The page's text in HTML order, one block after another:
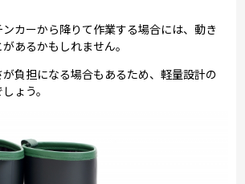
カーから降りて作業する場合には、動き
あるかもしれません。
負担になる場合もあるため、軽量設計の
ょう。